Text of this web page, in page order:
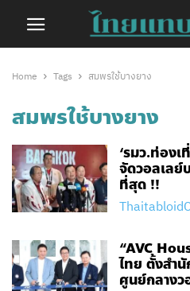
Home Tags สมพรใช้บางยาง
สมพรใช้บางยาง
‘รมว.ท่อง
จัดวอลเล
ที่สุด​ !!
“AVC
ไทย ตั้งสำ
ศูนย์กลางว